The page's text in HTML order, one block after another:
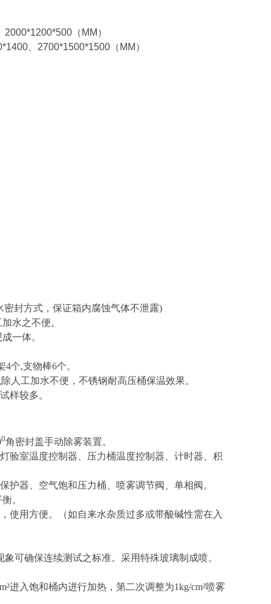
（MM）
、2700*1500*1500（MM）
封方式，保证箱内腐蚀气体不泄露)
水之不便。
一体。
个,支物棒6个。
人工加水不便，不锈钢耐高压桶保温效果。
样较多。
0角密封盖手动除雾装置。
验室温度控制器、压力桶温度控制器、计时器、积
器、空气饱和压力桶、喷雾调节阀、单相阀。
。
使用方便。（如自来水杂质过多或带酸碱性需在入
可确保连续测试之标准。采用特殊玻璃制成喷。
进入饱和桶内进行加热，第二次调整为1kg/cm²喷雾